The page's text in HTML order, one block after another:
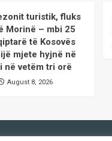
turistik, fluks
Morinë – mbi 25
të Kosovës
mjete hyjnë në
në vetëm tri orë
August 8, 2026